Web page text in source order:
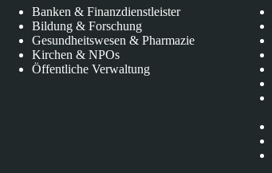
Banken & Finanzdienstleister
Bildung & Forschung
Gesundheitswesen & Pharmazie
Kirchen & NPOs
Öffentliche Verwaltung